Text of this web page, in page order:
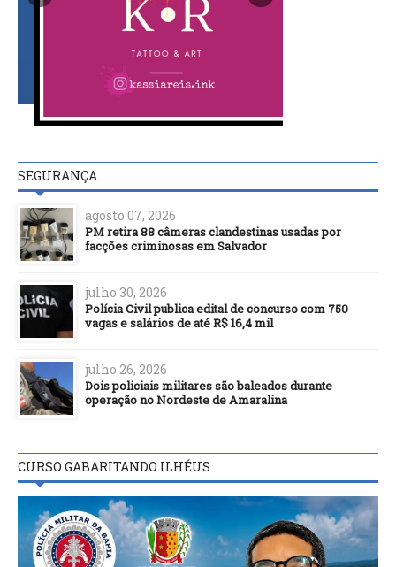
SEGURANÇA
agosto 07, 2026
PM retira 88 câmeras clandestinas usadas por
facções criminosas em Salvador
julho 30, 2026
Polícia Civil publica edital de concurso com 750
vagas e salários de até R$ 16,4 mil
julho 26, 2026
Dois policiais militares são baleados durante
operação no Nordeste de Amaralina
CURSO GABARITANDO ILHÉUS